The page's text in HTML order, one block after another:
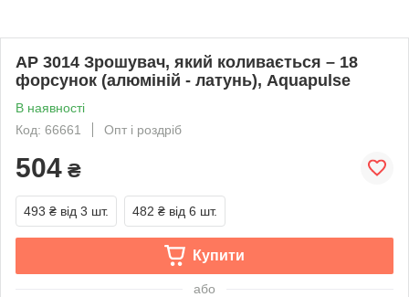
АР 3014 Зрошувач, який коливається – 18
форсунок (алюміній - латунь), Aquapulse
В наявності
Код: 66661
Опт і роздріб
504 ₴
493 ₴ від 3 шт. 482 ₴ від 6 шт.
Купити
або